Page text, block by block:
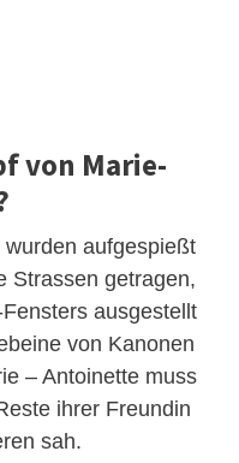
von Marie-
aufgespießt
Strassen getragen,
ausgestellt
von Kanonen
– Antoinette muss
ihrer Freundin
sah.